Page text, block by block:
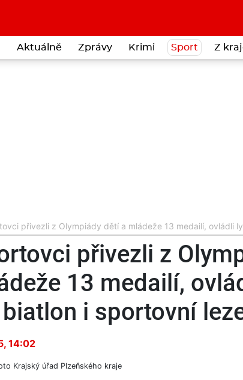
Aktuálně Zprávy Krimi Sport Z
přivezli z Olympiády dětí a mládeže 13 medailí, ovládli
přivezli z
13 medailí,
biatlon i sportovní
14:02
Krajský úřad Plzeňského kraje